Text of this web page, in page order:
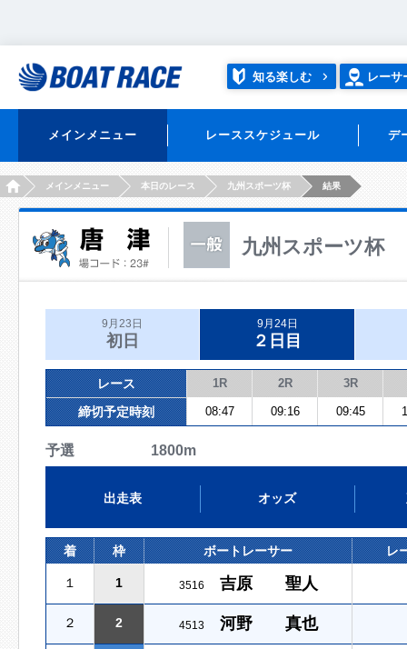
知る楽しむ レーサ
メインメニュー レーススケジュール デ
HOMEメインメニュー 本日のレース 九州スポーツ杯 結果
九州スポーツ杯
9月23日
初日
9月24日
２日目
レース 1R 2R 3R
締切予定時刻 08:47 09:16 09:45
予選 1800m
出走表 オッズ
着 枠 ボートレーサー レ
１ 1 3516 吉原 聖人
２ 2 4513 河野 真也